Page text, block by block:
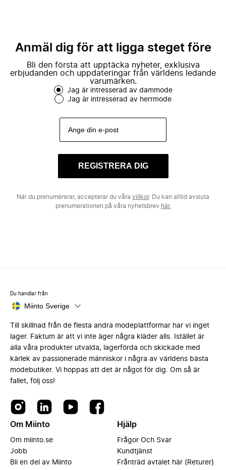
Anmäl dig för att ligga steget före
Bli den första att upptäcka nyheter, exklusiva
erbjudanden och uppdateringar från världens ledande
varumärken.
Jag är intresserad av dammode
Jag är intresserad av herrmode
REGISTRERA DIG
När du prenumererar, accepterar du våra villkor. Du kan alltid avsluta
prenumerationen på våra nyhetsbrev här.
Du handlar från
Miinto Sverige
Till skillnad från de flesta andra modeplattformar har vi inget
lager. Faktum är att vi inte äger några kläder alls. Istället är
alla våra produkter utvalda, lagerförda och skickade med
kärlek av passionerade människor i några av världens bästa
modebutiker. Vi hoppas att det är något för dig. Om så är
fallet, följ oss!
Om Miinto
Om miinto.se
Jobb
Bli en del av Miinto
Hjälp
Frågor Och Svar
Kundtjänst
Frånträd avtalet här (Returer)